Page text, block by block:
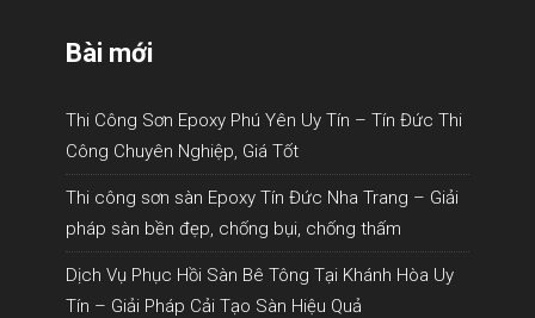
Bài mới
Thi Công Sơn Epoxy Phú Yên Uy Tín – Tín Đức Thi
Công Chuyên Nghiệp, Giá Tốt
Thi công sơn sàn Epoxy Tín Đức Nha Trang – Giải
pháp sàn bền đẹp, chống bụi, chống thấm
Dịch Vụ Phục Hồi Sàn Bê Tông Tại Khánh Hòa Uy
Tín – Giải Pháp Cải Tạo Sàn Hiệu Quả